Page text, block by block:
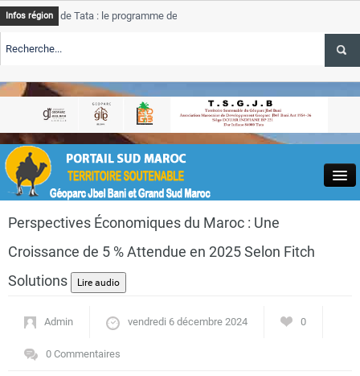
Close
Actualités
Infos région
de Tata : le programme de rehabilitation post-inondations
ALERTE TSGJB Tourisme : l’ONMT renforce l’aerien a Dakhla et
ALERTE TSGJB Tourisme au Maroc : Transavia renforce les vols Paris-
Perspectives Économiques du Maroc : Une
Croissance de 5 % Attendue en 2025 Selon Fitch
Solutions
Admin vendredi 6 décembre 2024 0
0 Commentaires